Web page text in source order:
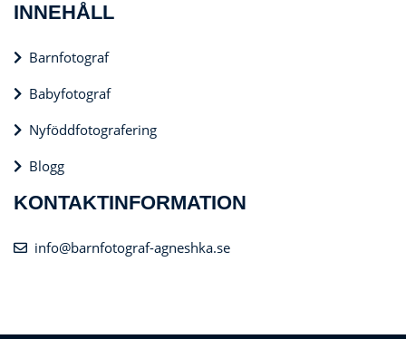
INNEHÅLL
Barnfotograf
Babyfotograf
Nyföddfotografering
Blogg
KONTAKTINFORMATION
info@barnfotograf-agneshka.se